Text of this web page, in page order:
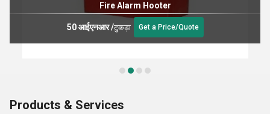
Fire Alarm Hooter
50 आईएनआर/टुकड़ा Get a Price/Quote
Products & Services